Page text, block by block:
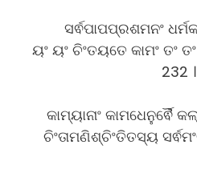
ସର୍ଵପାପପ୍ରଶମନଂ
ୟଂ ୟଂ ଚିଂତୟତେ କାମଂ ତଂ
232
କାମ୍ୟାନାଂ କାମଧେନୁର୍ଵୈ
ଚିଂତାମଣିଶ୍ଚିଂତିତସ୍ୟ